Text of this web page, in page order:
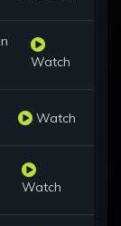
Watch
Watch
Watch